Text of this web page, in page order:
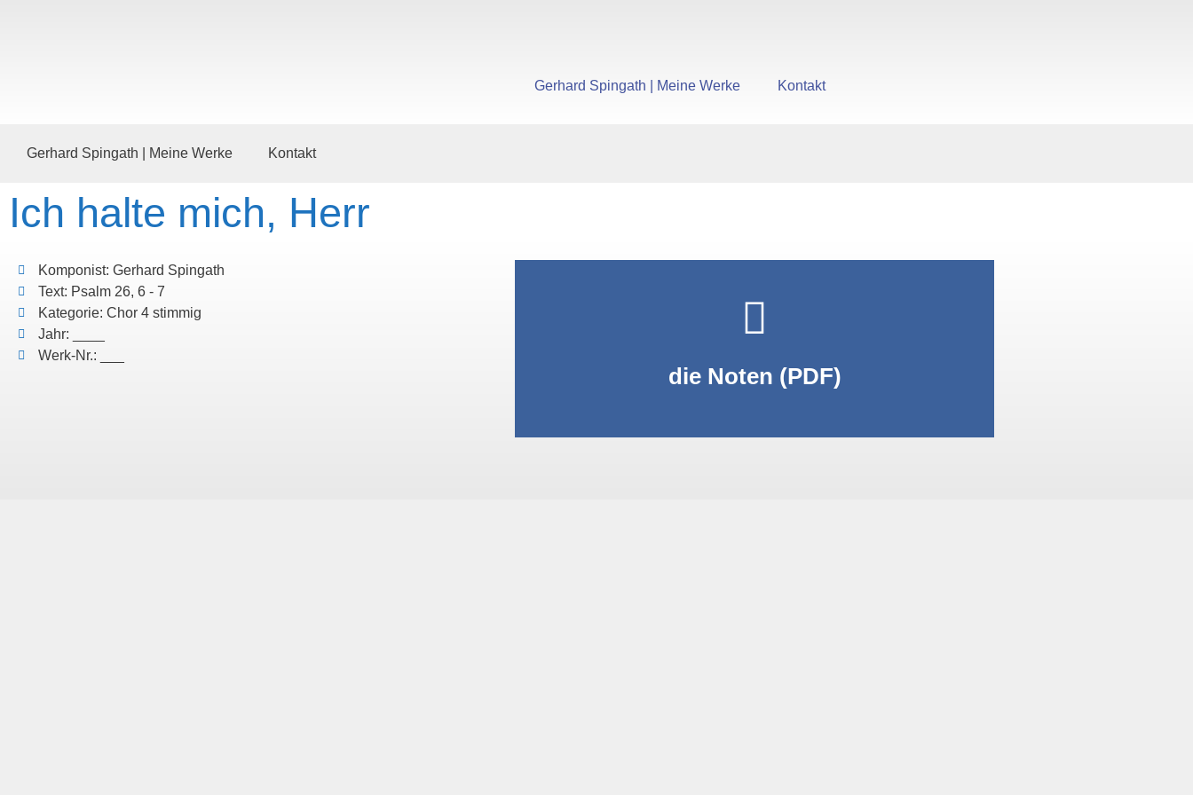
Gerhard Spingath | Meine Werke Kontakt
Gerhard Spingath | Meine Werke Kontakt
Ich halte mich, Herr
Komponist: Gerhard Spingath
Text: Psalm 26, 6 - 7
Kategorie: Chor 4 stimmig
Jahr: ____
Werk-Nr.: ___
die Noten (PDF)